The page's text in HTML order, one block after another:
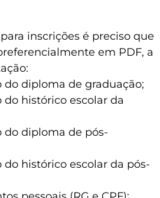
inscrições é preciso que
em PDF, a
do diploma de graduação;
do histórico escolar da
do diploma de pós-
do histórico escolar da pós-